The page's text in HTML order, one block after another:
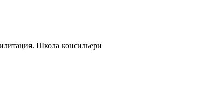
Школа консильери